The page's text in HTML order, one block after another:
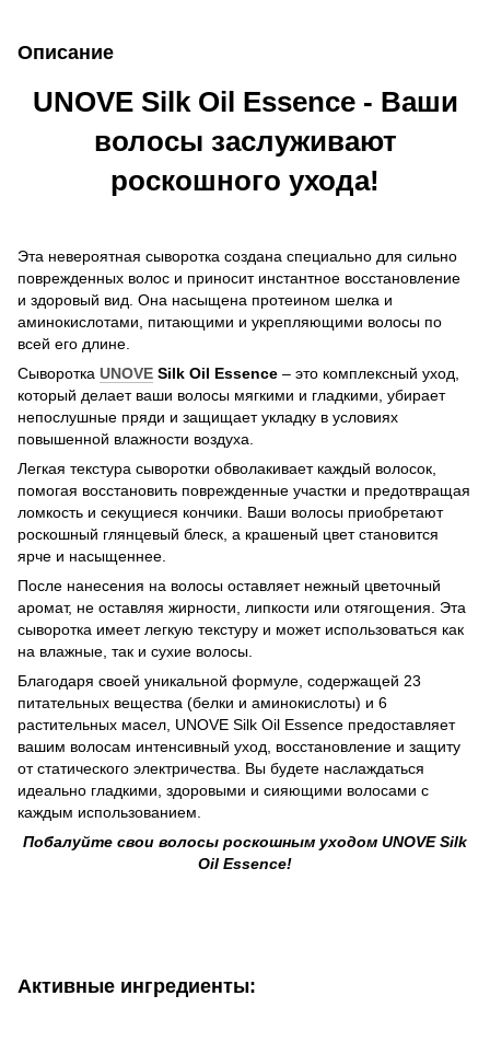
Описание
UNOVE Silk Oil Essence - Ваши
волосы заслуживают
роскошного ухода!
Эта невероятная сыворотка создана специально для сильно
поврежденных волос и приносит инстантное восстановление
и здоровый вид. Она насыщена протеином шелка и
аминокислотами, питающими и укрепляющими волосы по
всей его длине.
Сыворотка UNOVE Silk Oil Essence – это комплексный уход,
который делает ваши волосы мягкими и гладкими, убирает
непослушные пряди и защищает укладку в условиях
повышенной влажности воздуха.
Легкая текстура сыворотки обволакивает каждый волосок,
помогая восстановить поврежденные участки и предотвращая
ломкость и секущиеся кончики. Ваши волосы приобретают
роскошный глянцевый блеск, а крашеный цвет становится
ярче и насыщеннее.
После нанесения на волосы оставляет нежный цветочный
аромат, не оставляя жирности, липкости или отягощения. Эта
сыворотка имеет легкую текстуру и может использоваться как
на влажные, так и сухие волосы.
Благодаря своей уникальной формуле, содержащей 23
питательных вещества (белки и аминокислоты) и 6
растительных масел, UNOVE Silk Oil Essence предоставляет
вашим волосам интенсивный уход, восстановление и защиту
от статического электричества. Вы будете наслаждаться
идеально гладкими, здоровыми и сияющими волосами с
каждым использованием.
Побалуйте свои волосы роскошным уходом UNOVE Silk
Oil Essence!
Активные ингредиенты: